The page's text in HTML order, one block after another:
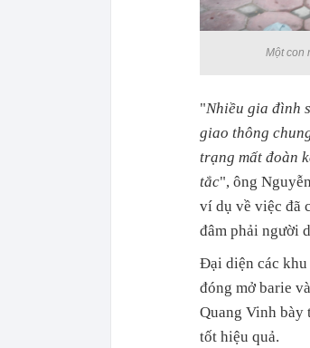
Một con
"Nhiều gia đình
giao thông
trạng mất đoàn
tắc", ông
ví dụ về việc đã
đâm phải người
Đại diện các khu
đóng mở barie
Quang Vinh bày
tốt hiệu quả.